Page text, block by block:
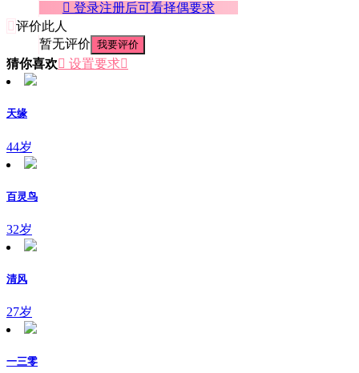
 登录注册后可看择偶要求
 评价此人
暂无评价 我要评价
猜你喜欢 设置要求
天缘
44岁
百灵鸟
32岁
清风
27岁
一三零